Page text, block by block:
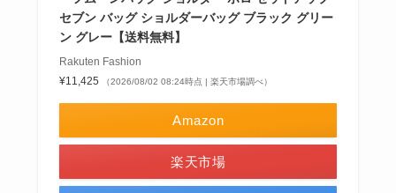
セブン バッグ ショルダーバッグ ブラック グリー
ン グレー【送料無料】
Rakuten Fashion
¥11,425
（2026/08/02 08:24時点 | 楽天市場調べ）
Amazon
楽天市場